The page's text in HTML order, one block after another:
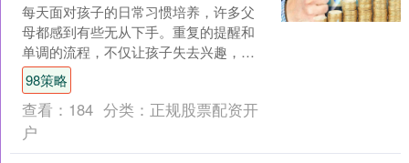
每天面对孩子的日常习惯培养，许多父
母都感到有些无从下手。重复的提醒和
单调的流程，不仅让孩子失去兴趣，也
让父母感到疲惫。其实，换个角度，把
习惯培养变成有趣的互动，....
98策略
查看： 184 分类： 正规股票配资开
户